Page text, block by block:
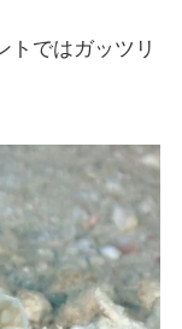
トではガッツリ